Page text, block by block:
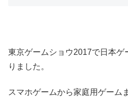
東京ゲームショウ2017で日本ゲ
りました。
スマホゲームから家庭用ゲーム